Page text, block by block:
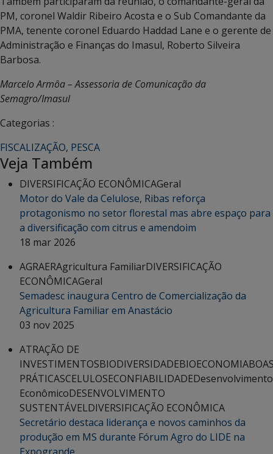
PM, coronel Waldir Ribeiro Acosta e o Sub Comandante da
PMA, tenente coronel Eduardo Haddad Lane e o gerente de
Administração e Finanças do Imasul, Roberto Silveira
Barbosa.
Marcelo Armôa – Assessoria de Comunicação da
Semagro/Imasul
Categorias :
FISCALIZAÇÃO, PESCA
Veja Também
DIVERSIFICAÇÃO ECONÔMICAGeral
Motor do Vale da Celulose, Ribas reforça
protagonismo no setor florestal mas abre espaço para
a diversificação com citrus e amendoim
18 mar 2026
AGRAERAgricultura FamiliarDIVERSIFICAÇÃO
ECONÔMICAGeral
Semadesc inaugura Centro de Comercialização da
Agricultura Familiar em Anastácio
03 nov 2025
ATRAÇÃO DE
INVESTIMENTOSBIODIVERSIDADEBIOECONOMIA
PRÁTICASCELULOSECONFIABILIDADEDesenvolvimento
EconômicoDESENVOLVIMENTO
SUSTENTÁVELDIVERSIFICAÇÃO ECONÔMICA
Secretário destaca liderança e novos caminhos da
produção em MS durante Fórum Agro do LIDE na